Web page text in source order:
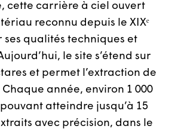
cette carrière à ciel ouvert
reconnu depuis le XIXᵉ
ses qualités techniques et
le site s’étend sur
et permet l’extraction de
Chaque année, environ 1 000
atteindre jusqu’à 15
avec précision, dans le